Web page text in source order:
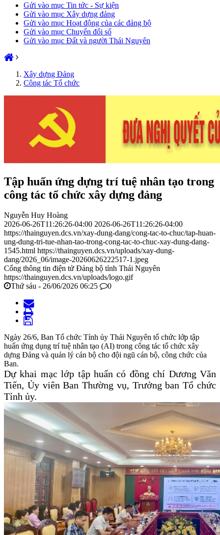
Gửi vào mục Tin tức - Sự kiện
Gửi vào mục Xây dựng đảng
Gửi vào mục Hoạt động của các đảng bộ
Gửi vào mục Chuyển đổi số
Gửi vào mục Đất và người Thái Nguyên
Xây dựng Đảng
Công tác Tổ chức
Tập huấn ứng dựng trí tuệ nhân tạo trong
công tác tổ chức xây dựng đảng
Nguyễn Huy Hoàng
2026-06-26T11:26:26-04:00 2026-06-26T11:26:26-04:00
https://thainguyen.dcs.vn/xay-dung-dang/cong-tac-to-chuc/tap-huan-
ung-dung-tri-tue-nhan-tao-trong-cong-tac-to-chuc-xay-dung-dang-
1545.html https://thainguyen.dcs.vn/uploads/xay-dung-
dang/2026_06/image-20260626222517-1.jpeg
Cổng thông tin điện tử Đảng bộ tỉnh Thái Nguyên
https://thainguyen.dcs.vn/uploads/logo.gif
Thứ sáu - 26/06/2026 06:25
0
Ngày 26/6, Ban Tổ chức Tỉnh ủy Thái Nguyên tổ chức lớp tập
huấn ứng dụng trí tuệ nhân tạo (AI) trong công tác tổ chức xây
dựng Đảng và quản lý cán bộ cho đội ngũ cán bộ, công chức của
Ban.
Dự khai mạc lớp tập huấn có đồng chí Dương Văn
Tiến, Ủy viên Ban Thường vụ, Trưởng ban Tổ chức
Tỉnh ủy.